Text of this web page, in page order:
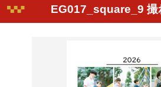
EG017_square_9 撮